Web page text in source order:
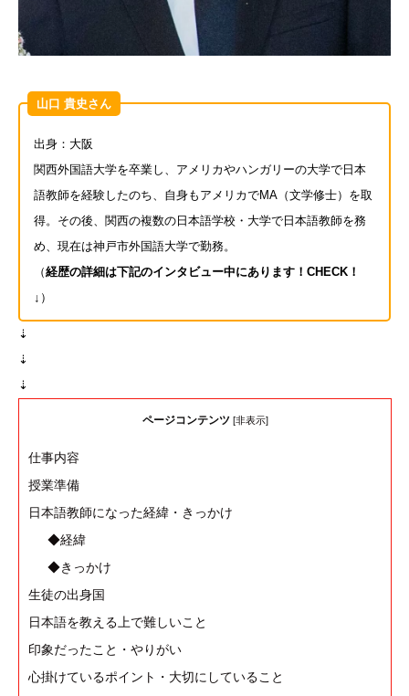
山口 貴史さん
出身：大阪
関西外国語大学を卒業し、アメリカやハンガリーの大学で日本
語教師を経験したのち、自身もアメリカでMA（文学修士）を取
得。その後、関西の複数の日本語学校・大学で日本語教師を務
め、現在は神戸市外国語大学で勤務。
（経歴の詳細は下記のインタビュー中にあります！CHECK！
↓ ）
⇣
⇣
⇣
ページコンテンツ [非表示]
仕事内容
授業準備
日本語教師になった経緯・きっかけ
◆経緯
◆きっかけ
生徒の出身国
日本語を教える上で難しいこと
印象だったこと・やりがい
心掛けているポイント・大切にしていること